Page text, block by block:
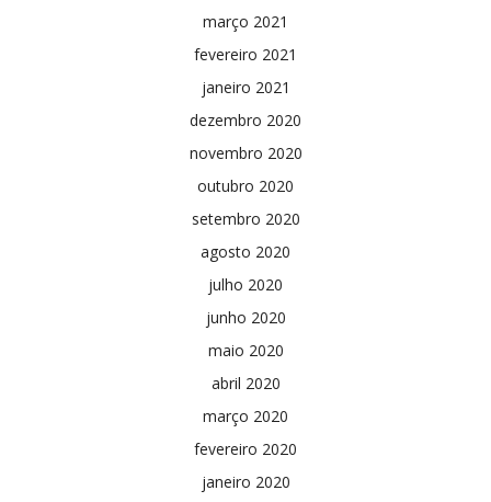
março 2021
fevereiro 2021
janeiro 2021
dezembro 2020
novembro 2020
outubro 2020
setembro 2020
agosto 2020
julho 2020
junho 2020
maio 2020
abril 2020
março 2020
fevereiro 2020
janeiro 2020